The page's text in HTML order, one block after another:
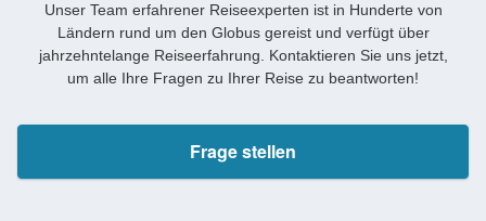
Unser Team erfahrener Reiseexperten ist in Hunderte von
Ländern rund um den Globus gereist und verfügt über
jahrzehntelange Reiseerfahrung. Kontaktieren Sie uns jetzt,
um alle Ihre Fragen zu Ihrer Reise zu beantworten!
Frage stellen